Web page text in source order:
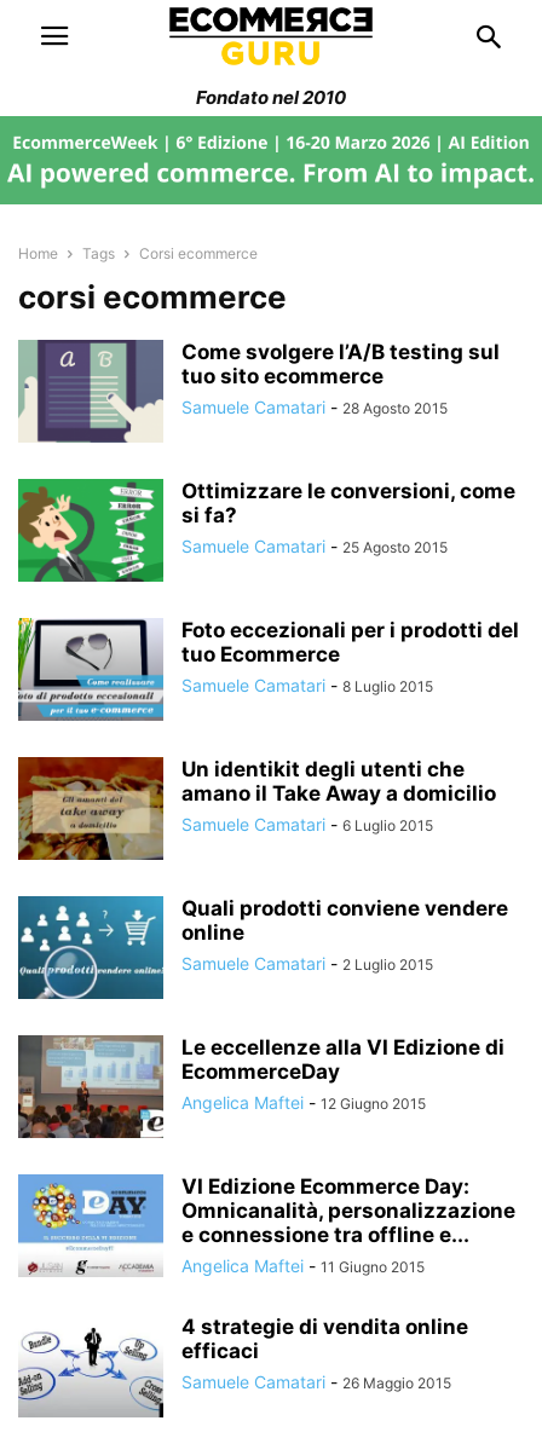
Fondato nel 2010
Home Tags Corsi ecommerce
corsi ecommerce
Come svolgere l’A/B testing sul
tuo sito ecommerce
Samuele Camatari - 28 Agosto 2015
Ottimizzare le conversioni, come
si fa?
Samuele Camatari - 25 Agosto 2015
Foto eccezionali per i prodotti del
tuo Ecommerce
Samuele Camatari - 8 Luglio 2015
Un identikit degli utenti che
amano il Take Away a domicilio
Samuele Camatari - 6 Luglio 2015
Quali prodotti conviene vendere
online
Samuele Camatari - 2 Luglio 2015
Le eccellenze alla VI Edizione di
EcommerceDay
Angelica Maftei - 12 Giugno 2015
VI Edizione Ecommerce Day:
Omnicanalità, personalizzazione
e connessione tra offline e...
Angelica Maftei - 11 Giugno 2015
4 strategie di vendita online
efficaci
Samuele Camatari - 26 Maggio 2015